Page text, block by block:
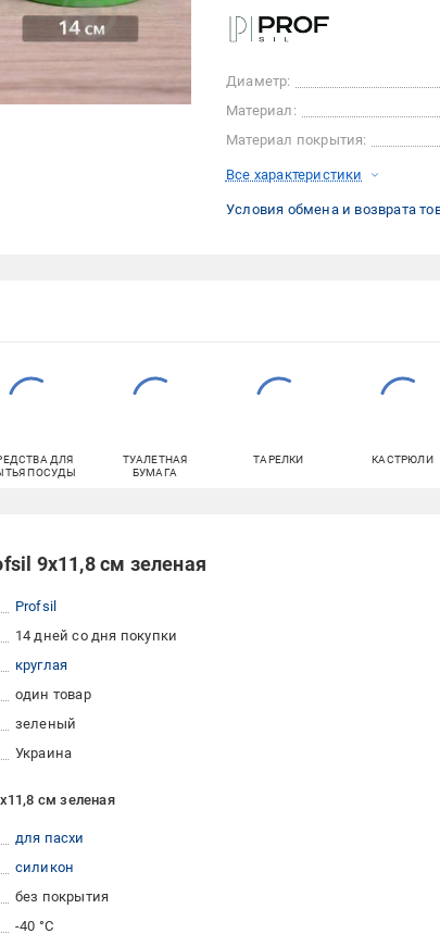
Диаметр:
Материал:
Материал покрытия:
Все характеристики
Условия обмена и возврата
ДЛЯ
ПОСУДЫ
ТУАЛЕТНАЯ
БУМАГА
ТАРЕЛКИ КАСТРЮЛИ
9х11,8 см зеленая
Profsil
14 дней со дня покупки
круглая
один товар
зеленый
Украина
см зеленая
для пасхи
силикон
без покрытия
-40 °C